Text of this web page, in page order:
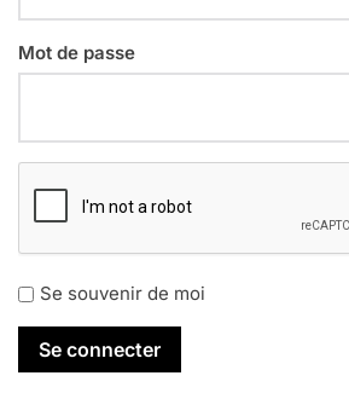
Mot de passe
Se souvenir de moi